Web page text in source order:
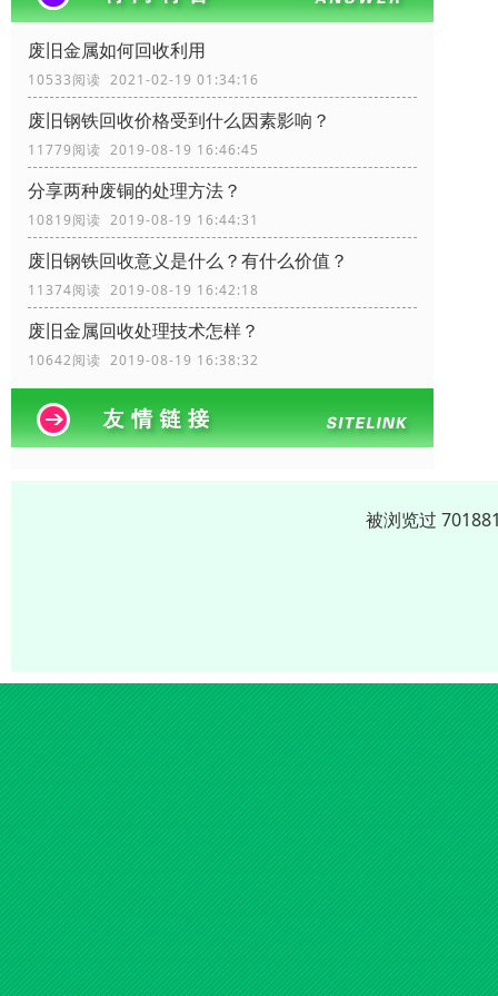
废旧金属如何回收利用
10533阅读 2021-02-19 01:34:16
废旧钢铁回收价格受到什么因素影响？
11779阅读 2019-08-19 16:46:45
分享两种废铜的处理方法？
10819阅读 2019-08-19 16:44:31
废旧钢铁回收​意义是什么？有什么价值？
11374阅读 2019-08-19 16:42:18
废旧金属回收处理技术怎样？
10642阅读 2019-08-19 16:38:32
被浏览过